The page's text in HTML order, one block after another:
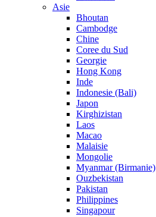
Asie
Bhoutan
Cambodge
Chine
Coree du Sud
Georgie
Hong Kong
Inde
Indonesie (Bali)
Japon
Kirghizistan
Laos
Macao
Malaisie
Mongolie
Myanmar (Birmanie)
Ouzbekistan
Pakistan
Philippines
Singapour